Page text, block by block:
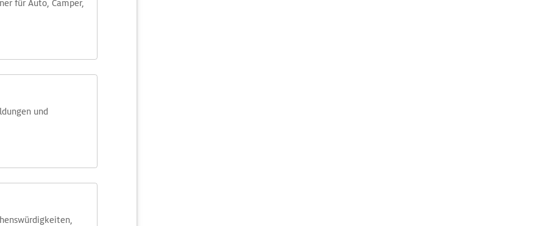
für Auto, Camper,
und